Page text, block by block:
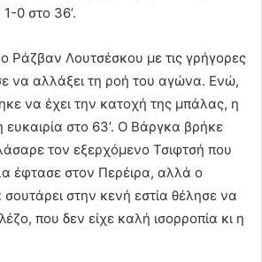
0 στο 36’.
Ράζβαν Λουτσέσκου με τις γρήγορες
να αλλάξει τη ροή του αγώνα. Ενώ,
να έχει την κατοχή της μπάλας, η
στο 63’. Ο Βάργκα βρήκε
τον εξερχόμενο Τσιφτσή που
έφτασε στον Περέιρα, αλλά ο
σουτάρει στην κενή εστία θέλησε να
που δεν είχε καλή ισορροπία κι η